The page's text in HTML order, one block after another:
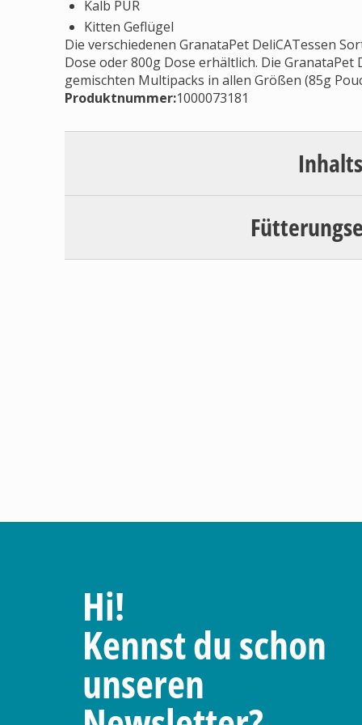
Kalb PUR
Kitten Geflügel
Die verschiedenen GranataPet DeliCATessen
Dose oder 800g Dose erhältlich. Die
gemischten Multipacks in allen Größen (85g
Produktnummer:1000073181
Hi!
Kennst du schon
unseren